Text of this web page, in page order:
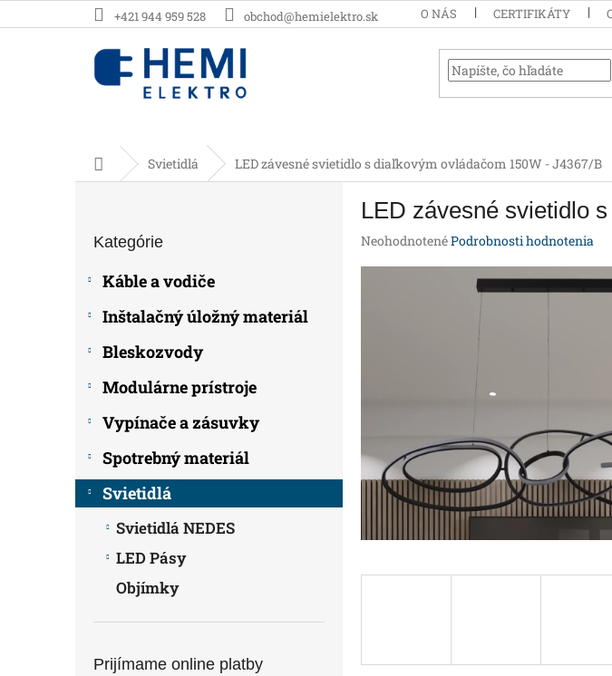
na
+421 944 959 528 obchod@hemielektro.sk O NÁS CERTIFIKÁTY
DomovSvietidlá LED závesné svietidlo s diaľkovým ovládačom 150W - J4367/B
kategórie
Kategórie
Káble a vodiče
Inštalačný úložný materiál
Bleskozvody
Modulárne prístroje
Vypínače a zásuvky
Spotrebný materiál
Svietidlá
Svietidlá NEDES
LED Pásy
Objímky
Prijímame online platby
LED závesné svietidlo
Priemerné
NeohodnotenéPodrobnosti hodnotenia